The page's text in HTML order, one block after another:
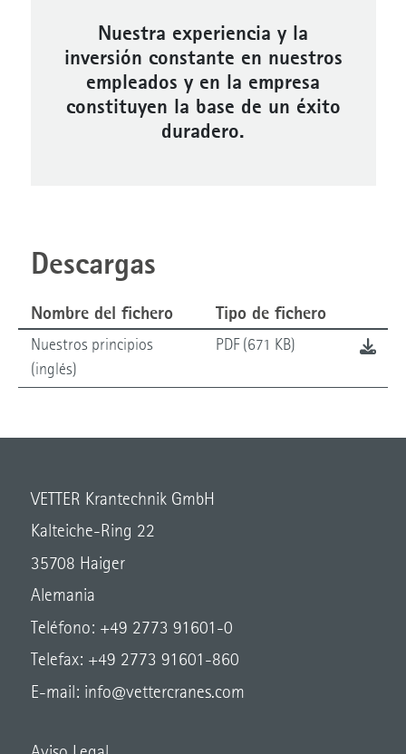
Nuestra experiencia y la
inversión constante en nuestros
empleados y en la empresa
constituyen la base de un éxito
duradero.
Descargas
Nombre del fichero Tipo de fichero
Nuestros principios
(inglés)
PDF (671 KB)
VETTER Krantechnik GmbH
Kalteiche-Ring 22
35708 Haiger
Alemania
Teléfono: +49 2773 91601-0
Telefax: +49 2773 91601-860
E-mail: info@vettercranes.com